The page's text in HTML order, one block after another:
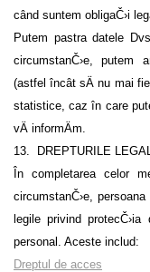
când suntem obligaČ›i
Putem pastra datele
circumstanČ›e, putem
(astfel încât sÄ nu mai
statistice, caz în care
vÄ informÄm.
13.
DREPTURILE
În completarea celor
circumstanČ›e,
legile privind
personal. Aceste includ:
Dreptul de acces